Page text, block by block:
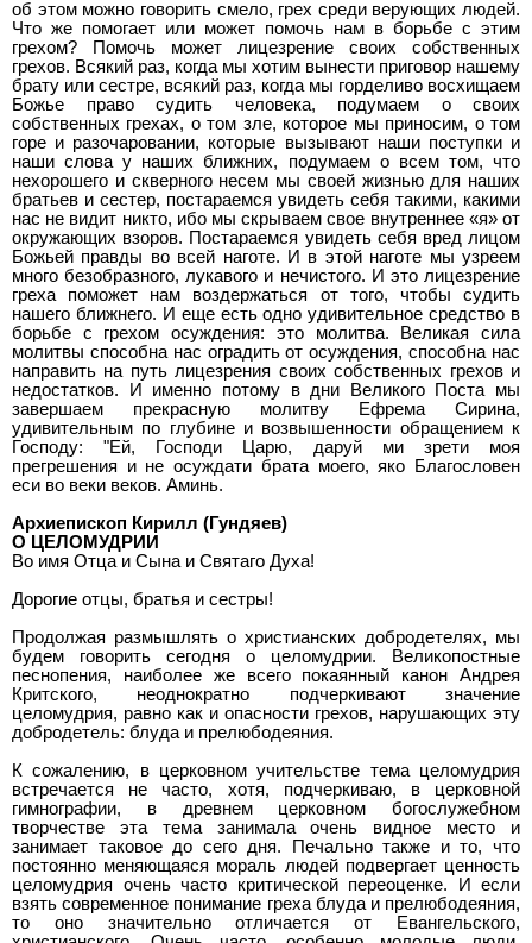
об этом можно говорить смело, грех среди верующих людей.
Что же помогает или может помочь нам в борьбе с этим
грехом? Помочь может лицезрение своих собственных
грехов. Всякий раз, когда мы хотим вынести приговор нашему
брату или сестре, всякий раз, когда мы горделиво восхищаем
Божье право судить человека, подумаем о своих
собственных грехах, о том зле, которое мы приносим, о том
горе и разочаровании, которые вызывают наши поступки и
наши слова у наших ближних, подумаем о всем том, что
нехорошего и скверного несем мы своей жизнью для наших
братьев и сестер, постараемся увидеть себя такими, какими
нас не видит никто, ибо мы скрываем свое внутреннее «я» от
окружающих взоров. Постараемся увидеть себя вред лицом
Божьей правды во всей наготе. И в этой наготе мы узреем
много безобразного, лукавого и нечистого. И это лицезрение
греха поможет нам воздержаться от того, чтобы судить
нашего ближнего. И еще есть одно удивительное средство в
борьбе с грехом осуждения: это молитва. Великая сила
молитвы способна нас оградить от осуждения, способна нас
направить на путь лицезрения своих собственных грехов и
недостатков. И именно потому в дни Великого Поста мы
завершаем прекрасную молитву Ефрема Сирина,
удивительным по глубине и возвышенности обращением к
Господу: "Ей, Господи Царю, даруй ми зрети моя
прегрешения и не осуждати брата моего, яко Благословен
еси во веки веков. Аминь.
Архиепископ Кирилл (Гундяев)
О ЦЕЛОМУДРИИ
Во имя Отца и Сына и Святаго Духа!
Дорогие отцы, братья и сестры!
Продолжая размышлять о христианских добродетелях, мы
будем говорить сегодня о целомудрии. Великопостные
песнопения, наиболее же всего покаянный канон Андрея
Критского, неоднократно подчеркивают значение
целомудрия, равно как и опасности грехов, нарушающих эту
добродетель: блуда и прелюбодеяния.
К сожалению, в церковном учительстве тема целомудрия
встречается не часто, хотя, подчеркиваю, в церковной
гимнографии, в древнем церковном богослужебном
творчестве эта тема занимала очень видное место и
занимает таковое до сего дня. Печально также и то, что
постоянно меняющаяся мораль людей подвергает ценность
целомудрия очень часто критической переоценке. И если
взять современное понимание греха блуда и прелюбодеяния,
то оно значительно отличается от Евангельского,